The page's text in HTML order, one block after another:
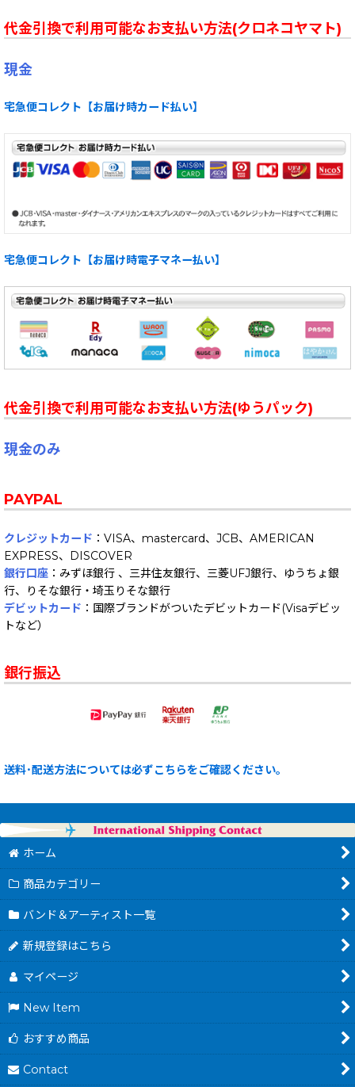
代金引換で利用可能なお支払い方法(クロネコヤマト)
現金
宅急便コレクト【お届け時カード払い】
宅急便コレクト【お届け時電子マネー払い】
代金引換で利用可能なお支払い方法(ゆうパック)
現金のみ
PAYPAL
クレジットカード ：VISA、mastercard、JCB、AMERICAN
EXPRESS、DISCOVER
銀行口座 ：みずほ銀行 、三井住友銀行、三菱UFJ銀行、ゆうちょ銀
行、りそな銀行・埼玉りそな銀行
デビットカード ：国際ブランドがついたデビットカード(Visaデビッ
トなど）
銀行振込
送料･配送方法については必ずこちらをご確認ください。
ホーム
商品カテゴリー
バンド＆アーティスト一覧
新規登録はこちら
マイページ
New Item
おすすめ商品
Contact